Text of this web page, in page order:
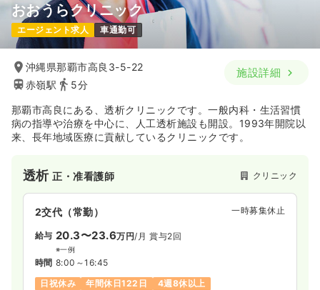
おおうらクリニック
エージェント求人 車通勤可
沖縄県那覇市高良3-5-22
赤嶺駅
5分
施設詳細
那覇市高良にある、透析クリニックです。一般内科・生活習慣
病の指導や治療を中心に、人工透析施設も開設。1993年開院以
来、長年地域医療に貢献しているクリニックです。
透析正・准看護師 クリニック
2交代（常勤） 一時募集休止
給与 20.3〜23.6万円/月 賞与2回
※一例
時間 8:00～16:45
日祝休み
年間休日122日
4週8休以上